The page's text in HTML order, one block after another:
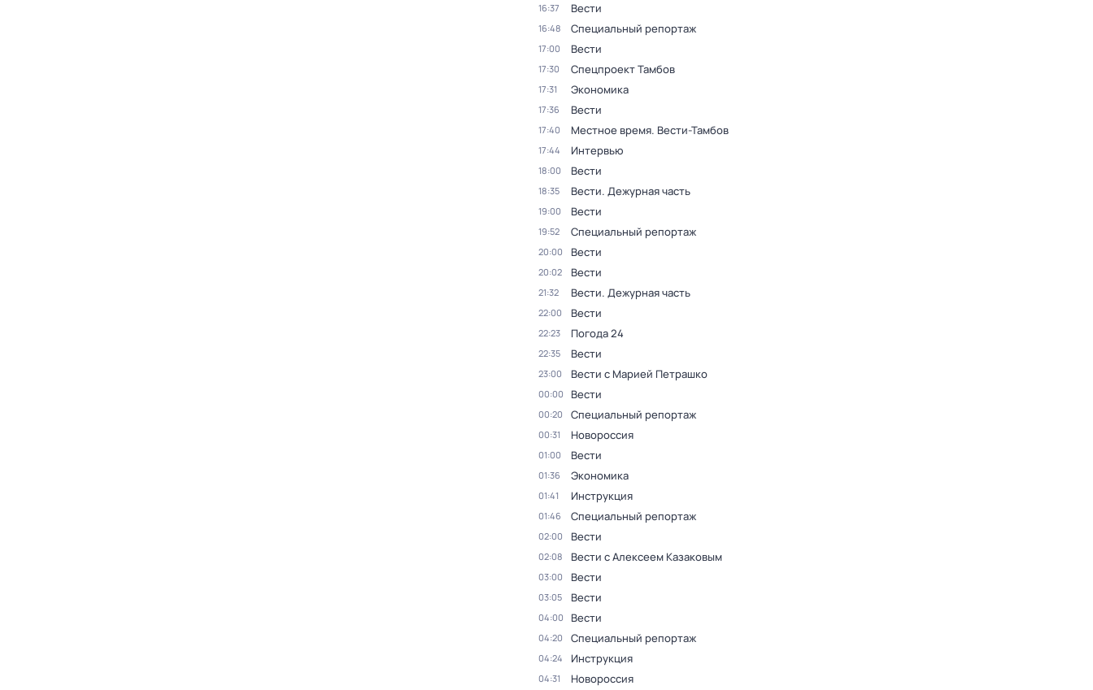
16:37 Вести
16:48 Специальный репортаж
17:00 Вести
17:30 Спецпроект Тамбов
17:31 Экономика
17:36 Вести
17:40 Местное время. Вести-Тамбов
17:44 Интервью
18:00 Вести
18:35 Вести. Дежурная часть
19:00 Вести
19:52 Специальный репортаж
20:00 Вести
20:02 Вести
21:32 Вести. Дежурная часть
22:00 Вести
22:23 Погода 24
22:35 Вести
23:00 Вести с Марией Петрашко
00:00 Вести
00:20 Специальный репортаж
00:31 Новороссия
01:00 Вести
01:36 Экономика
01:41 Инструкция
01:46 Специальный репортаж
02:00 Вести
02:08 Вести с Алексеем Казаковым
03:00 Вести
03:05 Вести
04:00 Вести
04:20 Специальный репортаж
04:24 Инструкция
04:31 Новороссия